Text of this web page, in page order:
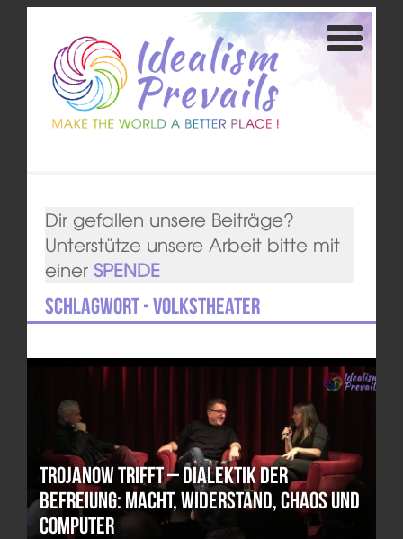
Dir gefallen unsere Beiträge?
Unterstütze unsere Arbeit bitte mit
einer SPENDE
Schlagwort - Volkstheater
Trojanow trifft – Dialektik der
Befreiung: Macht, Widerstand, Chaos und
Computer